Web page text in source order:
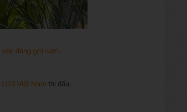
vóc dáng gợi cảm.
U23 Việt Nam thi đấu.